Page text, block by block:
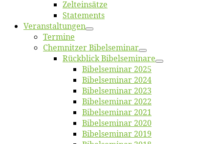
Zelt­ein­sät­ze
State­ments
Ver­an­stal­tun­gen
Ter­mi­ne
Chemnit­zer Bibelseminar
Rück­blick Bibelseminare
Bi­bel­se­mi­nar 2025
Bi­bel­se­mi­nar 2024
Bi­bel­se­mi­nar 2023
Bi­bel­se­mi­nar 2022
Bi­bel­se­mi­nar 2021
Bi­bel­se­mi­nar 2020
Bi­bel­se­mi­nar 2019